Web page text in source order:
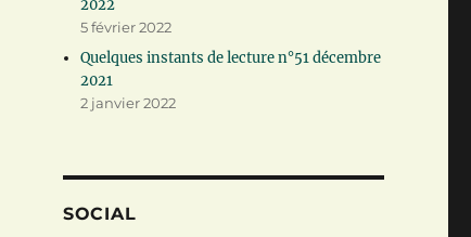
2022
5 février 2022
Quelques instants de lecture n°51 décembre
2021
2 janvier 2022
SOCIAL